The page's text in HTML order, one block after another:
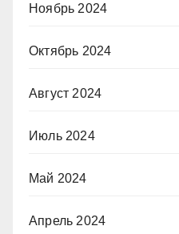
Ноябрь 2024
Октябрь 2024
Август 2024
Июль 2024
Май 2024
Апрель 2024